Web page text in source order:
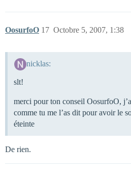
OosurfoO Octobre 5, 2007, 1:38
17
nicklas:
slt!
merci pour ton conseil OosurfoO,
comme tu me l’as dit pour avoir le
éteinte
De rien.